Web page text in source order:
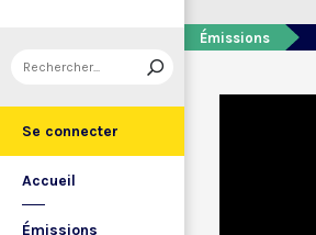
Se connecter
Accueil
Émissions
Émissions